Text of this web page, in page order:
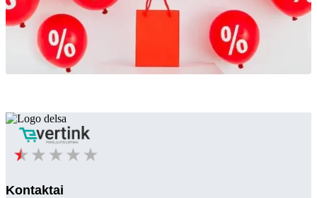
Kontaktai